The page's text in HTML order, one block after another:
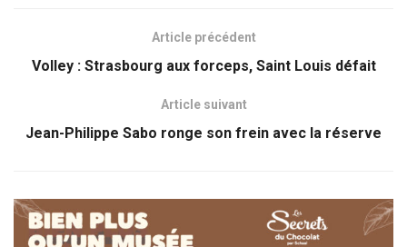
Article précédent
Volley : Strasbourg aux forceps, Saint Louis défait
Article suivant
Jean-Philippe Sabo ronge son frein avec la réserve